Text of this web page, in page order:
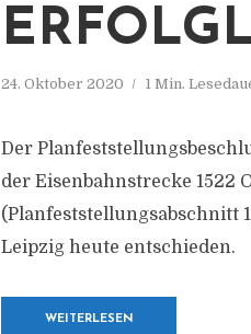
24. Oktober 2020 1 Min.
Der
der Eisenbahnstrecke 1522
(Planfeststellungsabschnitt
Leipzig heute entschieden.
WEITERLESEN